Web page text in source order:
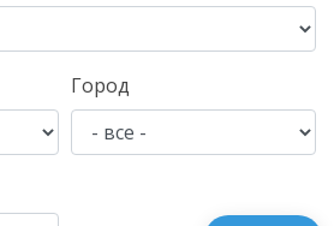
Город